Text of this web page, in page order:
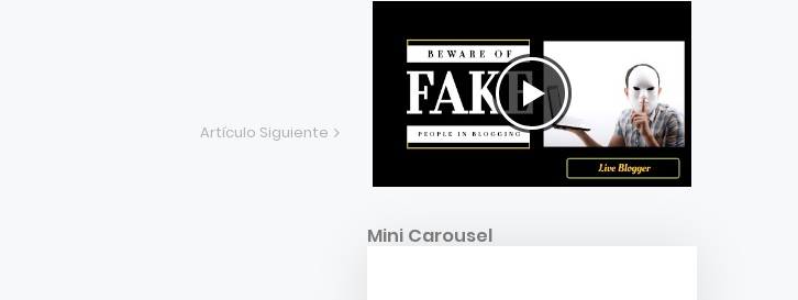
Artículo Siguiente
Mini Carousel